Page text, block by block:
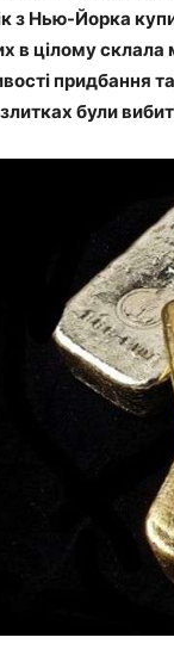
з Нью-Йорка
в цілому
придбання
були